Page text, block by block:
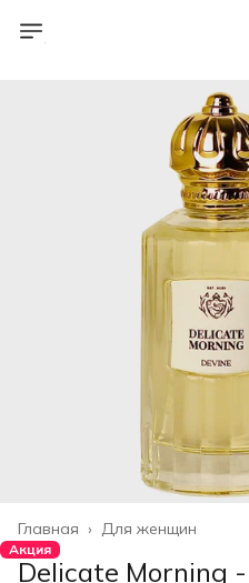
Для женщин
Главная ›
Акция
Delicate Morning